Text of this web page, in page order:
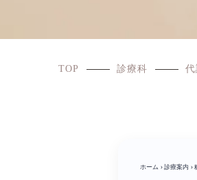
TOP 診療科
ホーム ›診療案内 ›